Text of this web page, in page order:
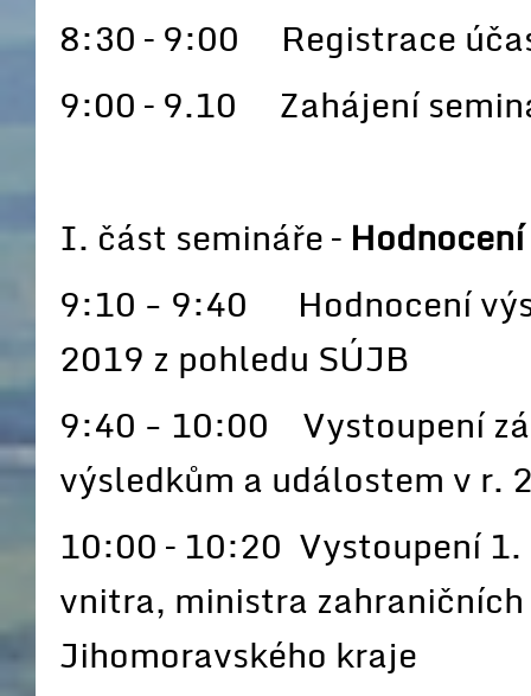
8:30 – 9:00 Registrace
9:00 – 9.10 Zahájení
I. část semináře –
9:10 - 9:40 Hodnocení
2019 z pohledu SÚJB
9:40 - 10:00 Vystoupení
výsledkům a událostem v r.
10:00 – 10:20 Vystoupení
vnitra, ministra
Jihomoravského kraje